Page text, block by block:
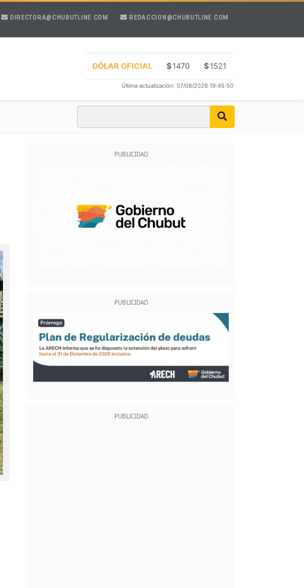
DIRECTORA@CHUBUTLINE.COM REDACCION@CHUBUTLINE.COM
DÓLAR OFICIAL $1470 $1521
Última actualización: 07/08/2026 19:45:50